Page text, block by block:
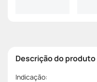
Descrição do produto
Indicação: